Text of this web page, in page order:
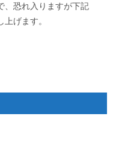
、恐れ入りますが下記
げます。